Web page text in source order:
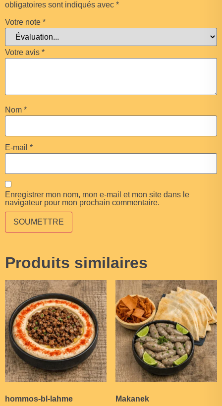
obligatoires sont indiqués avec *
Votre note *
Votre avis *
Nom *
E-mail *
Enregistrer mon nom, mon e-mail et mon site dans le
navigateur pour mon prochain commentaire.
Produits similaires
hommos-bl-lahme Makanek